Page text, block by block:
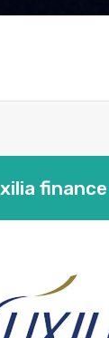
finance